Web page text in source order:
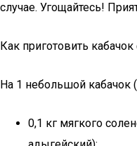
случае. Угощайтесь!
Как приготовить
На 1 небольшой кабачок
0,1 кг мягкого